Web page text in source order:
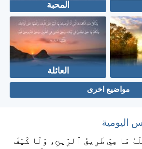
المحبة
العائلة
مواضيع اخرى
اليومية
مَا هِيَ طَرِيقُ ٱلرِّيحِ، وَلَا كَيْفَ